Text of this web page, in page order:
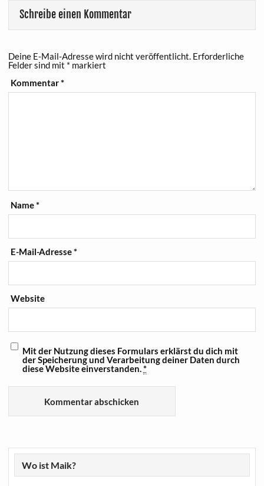
Schreibe einen Kommentar
Deine E-Mail-Adresse wird nicht veröffentlicht. Erforderliche
Felder sind mit * markiert
Kommentar*
Name*
E-Mail-Adresse*
Website
Mit der Nutzung dieses Formulars erklärst du dich mit
der Speicherung und Verarbeitung deiner Daten durch
diese Website einverstanden.*
Wo ist Maik?